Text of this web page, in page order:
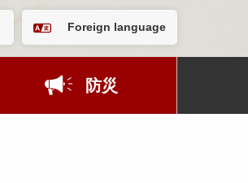
Foreign language
防災